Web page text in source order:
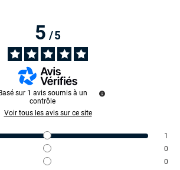
5/5
sur 1 avis soumis à un
contrôle
Voir tous les avis sur ce site
1
0
0